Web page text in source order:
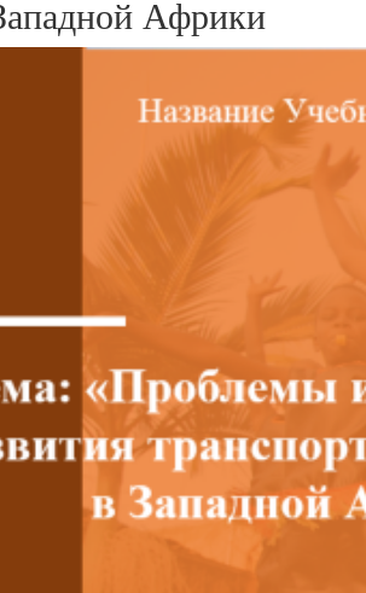
Африки